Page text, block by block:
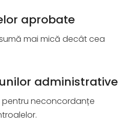
aprobate
mai mică decât cea
administrative
neconcordanțe